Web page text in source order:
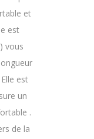
et
est
vous
est
un
.
de la